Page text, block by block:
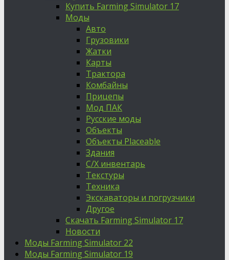
Купить Farming Simulator 17
Моды
Авто
Грузовики
Жатки
Карты
Трактора
Комбайны
Прицепы
Мод ПАК
Русские моды
Объекты
Объекты Placeable
Здания
С/Х инвентарь
Текстуры
Техника
Экскаваторы и погрузчики
Другое
Скачать Farming Simulator 17
Новости
Моды Farming Simulator 22
Моды Farming Simulator 19